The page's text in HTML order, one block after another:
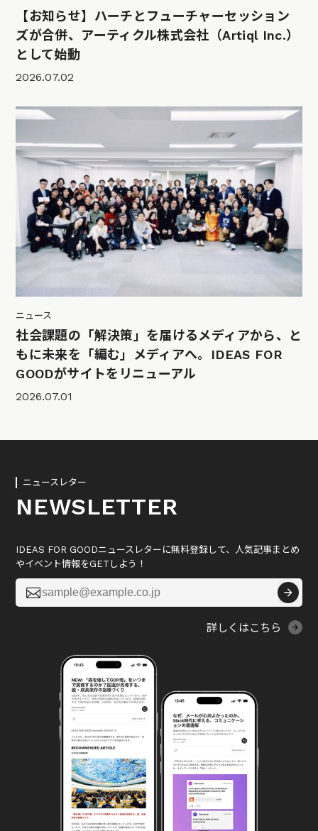
【お知らせ】ハーチとフューチャーセッション
ズが合併、アーティクル株式会社（Artiql Inc.）
として始動
2026.07.02
ニュース
社会課題の「解決策」を届けるメディアから、と
もに未来を「編む」メディアへ。IDEAS FOR
GOODがサイトをリニューアル
2026.07.01
ニュースレター
NEWSLETTER
IDEAS FOR GOODニュースレターに無料登録して、人気記事まとめ
やイベント情報をGETしよう！

詳しくはこちら